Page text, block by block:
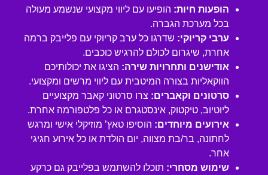
הופעות חיות: הופיעו עם ליווי מקצועי שנשמע מעולה
בכל מערכת הגברה.
ערבי קריוקי: שדרגו כל ערב קריוקי עם פלייבק ברמה
אחרת, שיגרום לכולם להרגיש כוכבים.
אודישנים ותחרויות שירה: הציגו את יכולותיכם
הווקאליות בצורה המיטבית עם ליווי מרשים ומקצועי.
סרטונים וקאברים: צרו סרטוני קאבר מקצועיים
ליוטיוב, טיקטוק, אינסטגרם או כל פלטפורמה אחרת.
אירועים מיוחדים: הוסיפו טאץ’ מוזיקלי אישי ומרגש
לחתונה, בר/בת מצווה, יום הולדת או כל אירוע חגיגי
אחר.
שימוש מסחרי: תוכלו להשתמש בפלייבק גם כרקע